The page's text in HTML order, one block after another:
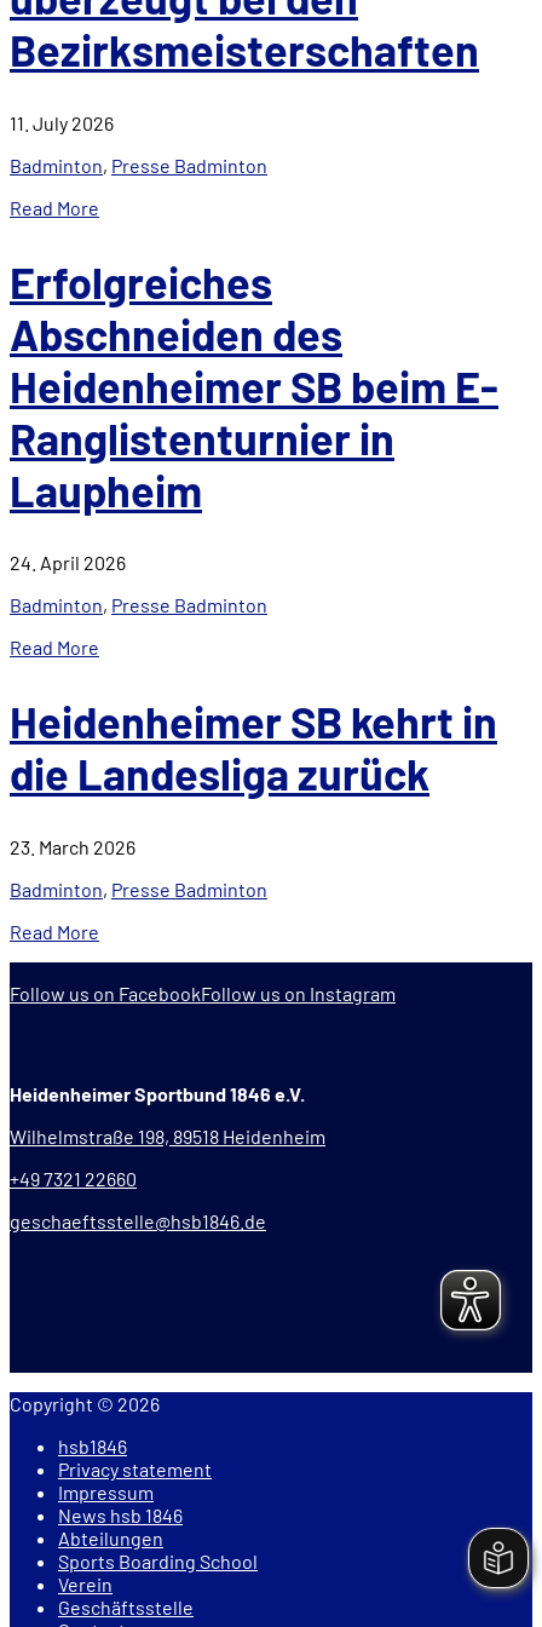
Bezirksmeisterschaften
11. July 2026
Badminton, Presse Badminton
Read More
Erfolgreiches
Abschneiden des
Heidenheimer SB beim E-
Ranglistenturnier in
Laupheim
24. April 2026
Badminton, Presse Badminton
Read More
Heidenheimer SB kehrt in
die Landesliga zurück
23. March 2026
Badminton, Presse Badminton
Read More
Follow us on FacebookFollow us on Instagram
Heidenheimer Sportbund 1846 e.V.
Wilhelmstraße 198, 89518 Heidenheim
+49 7321 22660
geschaeftsstelle@hsb1846.de
Copyright © 2026
hsb1846
Privacy statement
Impressum
News hsb 1846
Abteilungen
Sports Boarding School
Verein
Geschäftsstelle